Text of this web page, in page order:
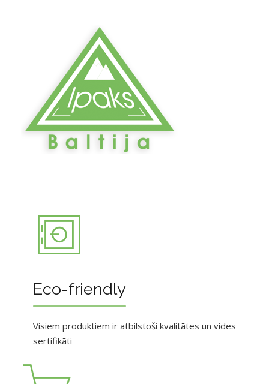
Eco-friendly
Visiem produktiem ir atbilstoši kvalitātes un vides
sertifikāti